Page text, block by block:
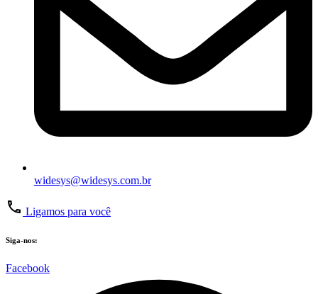
widesys@widesys.com.br
Ligamos para você
Siga-nos:
Facebook